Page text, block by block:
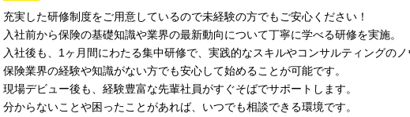
充実した研修制度をご用意しているので未経験の方でもご安心ください！
入社前から保険の基礎知識や業界の最新動向について丁寧に学べる研修を実施。
入社後も、1ヶ月間にわたる集中研修で、実践的なスキルやコンサルティングの
保険業界の経験や知識がない方でも安心して始めることが可能です。
現場デビュー後も、経験豊富な先輩社員がすぐそばでサポートします。
分からないことや困ったことがあれば、いつでも相談できる環境です。